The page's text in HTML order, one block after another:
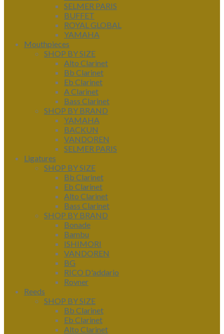
SELMER PARIS
BUFFET
ROYAL GLOBAL
YAMAHA
Mouthpieces
SHOP BY SIZE
Alto Clarinet
Bb Clarinet
Eb Clarinet
A Clarinet
Bass Clarinet
SHOP BY BRAND
YAMAHA
BACKUN
VANDOREN
SELMER PARIS
Ligatures
SHOP BY SIZE
Bb Clarinet
Eb Clarinet
Alto Clarinet
Bass Clarinet
SHOP BY BRAND
Bonade
Bambu
ISHIMORI
VANDOREN
BG
RICO D'addario
Rovner
Reeds
SHOP BY SIZE
Bb Clarinet
Eb Clarinet
Alto Clarinet